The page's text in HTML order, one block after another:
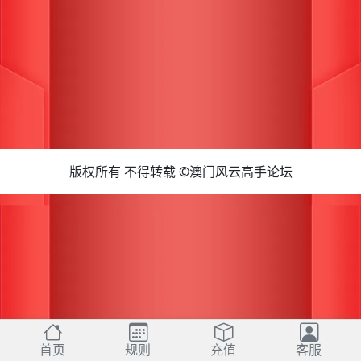
首页 规则 充值 客服
版权所有 不得转载 ©澳门风云高手论坛